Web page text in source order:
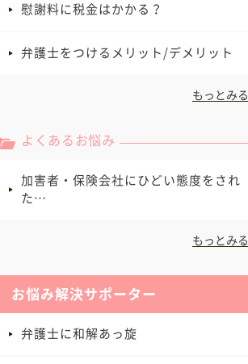
慰謝料に税金はかかる？
弁護士をつけるメリット/デメリット
もっとみる
よくあるお悩み
加害者・保険会社にひどい態度をされ
た…
もっとみる
お悩み解決サポーター
弁護士に和解あっ旋